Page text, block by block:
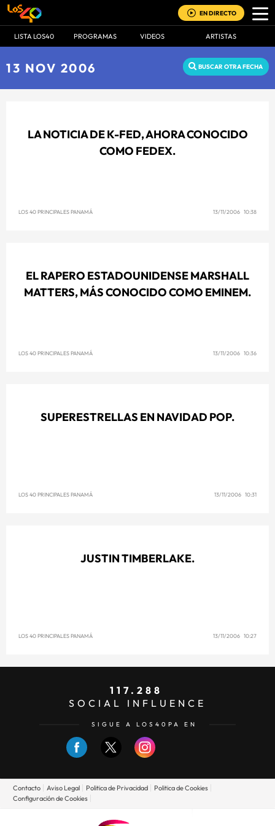
EN DIRECTO
LISTA LOS40 PROGRAMAS VIDEOS ARTISTAS
13 NOV 2006 BUSCAR OTRA FECHA
LA NOTICIA DE K-FED, AHORA CONOCIDO
COMO FEDEX.
LOS 40 PRINCIPALES PANAMÁ 13/11/2006 10:38
EL RAPERO ESTADOUNIDENSE MARSHALL
MATTERS, MÁS CONOCIDO COMO EMINEM.
LOS 40 PRINCIPALES PANAMÁ 13/11/2006 10:36
SUPERESTRELLAS EN NAVIDAD POP.
LOS 40 PRINCIPALES PANAMÁ 13/11/2006 10:31
JUSTIN TIMBERLAKE.
LOS 40 PRINCIPALES PANAMÁ 13/11/2006 10:27
117.288
SOCIAL INFLUENCE
SIGUE A LOS40PA EN
Contacto Aviso Legal Politica de Privacidad
Politica de Cookies
Configuración de Cookies